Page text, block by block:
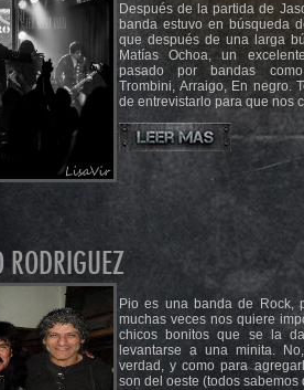
Después de la partida de
banda estuvo en búsqueda
que después de una larga
Matías Ochoa, un
pasado por bandas como
Trombini, Arraigo, En negro.
de entrevistarlo para que nos
RODRIGUEZ
Pio es una banda de Rock,
muchas veces nos quiere
chicos bonitos que se la
levantarse a una minita.
verdad, y como para
son del oeste (todos